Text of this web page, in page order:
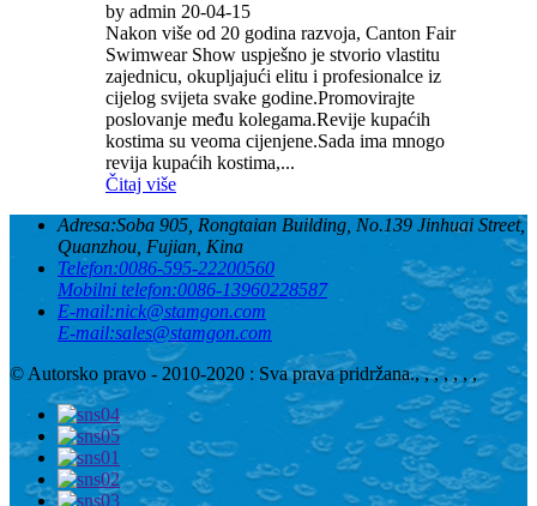
by admin 20-04-15
Nakon više od 20 godina razvoja, Canton Fair
Swimwear Show uspješno je stvorio vlastitu
zajednicu, okupljajući elitu i profesionalce iz
cijelog svijeta svake godine.Promovirajte
poslovanje među kolegama.Revije kupaćih
kostima su veoma cijenjene.Sada ima mnogo
revija kupaćih kostima,...
Čitaj više
Adresa:Soba 905, Rongtaian Building, No.139 Jinhuai Street,
Quanzhou, Fujian, Kina
Telefon:0086-595-22200560
Mobilni telefon:0086-13960228587
E-mail:nick@stamgon.com
E-mail:sales@stamgon.com
© Autorsko pravo - 2010-2020 : Sva prava pridržana., , , , , , ,